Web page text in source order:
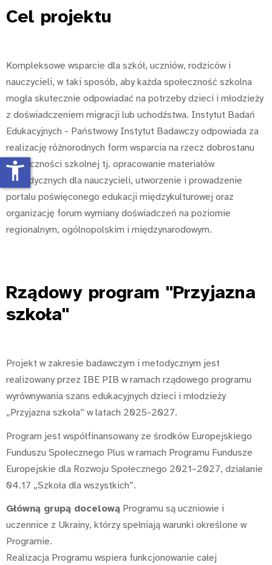
Cel projektu
Kompleksowe wsparcie dla szkół, uczniów, rodziców i
nauczycieli, w taki sposób, aby każda społeczność szkolna
mogła skutecznie odpowiadać na potrzeby dzieci i młodzieży
z doświadczeniem migracji lub uchodźstwa. Instytut Badań
Edukacyjnych - Państwowy Instytut Badawczy odpowiada za
realizację różnorodnych form wsparcia na rzecz dobrostanu
społeczności szkolnej tj. opracowanie materiałów
metodycznych dla nauczycieli, utworzenie i prowadzenie
portalu poświęconego edukacji międzykulturowej oraz
organizację forum wymiany doświadczeń na poziomie
regionalnym, ogólnopolskim i międzynarodowym.
Rządowy program "Przyjazna
szkoła"
Projekt w zakresie badawczym i metodycznym jest
realizowany przez IBE PIB w ramach rządowego programu
wyrównywania szans edukacyjnych dzieci i młodzieży
„Przyjazna szkoła” w latach 2025-2027.
Program jest współfinansowany ze środków Europejskiego
Funduszu Społecznego Plus w ramach Programu Fundusze
Europejskie dla Rozwoju Społecznego 2021–2027, działanie
04.17 „Szkoła dla wszystkich”.
Główną grupą docelową Programu są uczniowie i
uczennice z Ukrainy, którzy spełniają warunki określone w
Programie.
Realizacja Programu wspiera funkcjonowanie całej
accessibility_new